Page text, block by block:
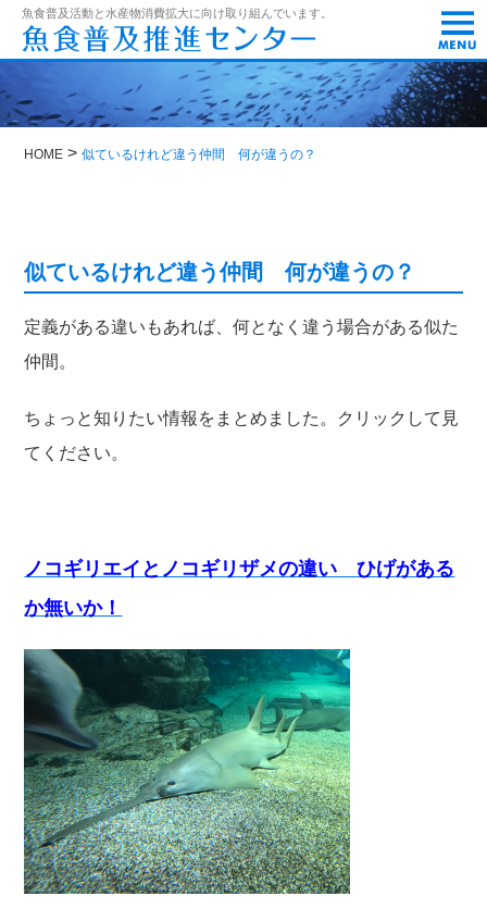
魚食普及活動と水産物消費拡大に向け取り組んでいます。
t
o
g
g
l
e
n
HOME >似ているけれど違う仲間 何が違うの？
似ているけれど違う仲間 何が違うの？
定義がある違いもあれば、何となく違う場合がある似た
仲間。
ちょっと知りたい情報をまとめました。クリックして見
てください。
ノコギリエイとノコギリザメの違い ひげがある
か無いか！